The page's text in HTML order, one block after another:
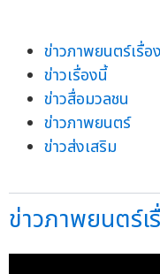
ข่าวภาพยนตร์เรื่อง
ข่าวเรื่องนี้
ข่าวสื่อมวลชน
ข่าวภาพยนตร์
ข่าวส่งเสริม
ข่าวภาพยนตร์เ